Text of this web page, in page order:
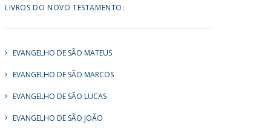
LIVROS DO NOVO TESTAMENTO:
EVANGELHO DE SÃO MATEUS
EVANGELHO DE SÃO MARCOS
EVANGELHO DE SÃO LUCAS
EVANGELHO DE SÃO JOÃO